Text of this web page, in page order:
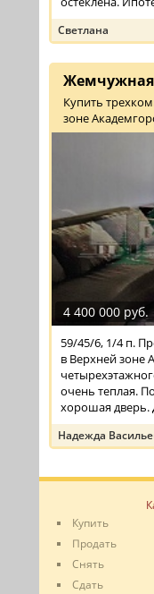
Светлана
Жемчужная
Купить
зоне
4 400 000 руб.
59/45/6, 1/4 п.
в Верхней зоне
очень теплая.
хорошая дверь.
Надежда
Купить
Продать
Снять
Сдать